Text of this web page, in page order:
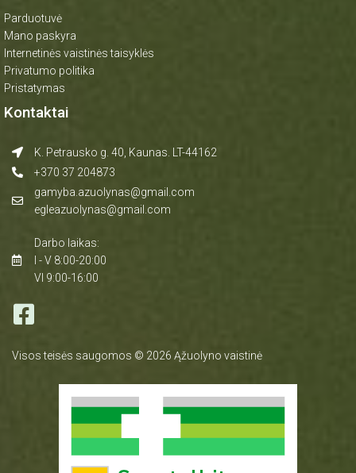
Parduotuvė
Mano paskyra
Internetinės vaistinės taisyklės
Privatumo politika
Pristatymas
Kontaktai
K. Petrausko g. 40, Kaunas. LT-44162
+370 37 204873
gamyba.azuolynas@gmail.com
egleazuolynas@gmail.com
Darbo laikas:
I - V 8:00-20:00
VI 9:00-16:00
Visos teisės saugomos © 2026 Ąžuolyno vaistinė